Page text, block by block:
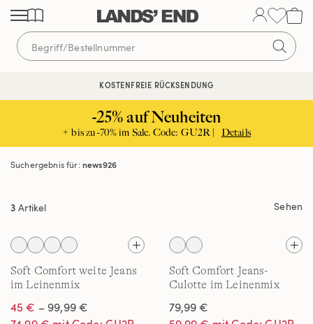
Direkt
zum
Inhalt
Direkt
zur
Navigation
Direkt
zur
Suche
KOSTENFREIE RÜCKSENDUNG
-25% auf Neuheiten
+ bis zu -70% im Sale. Code: GU2R | Details
Suchergebnis für:news926
3 Artikel Sehen
Soft Comfort weite Jeans
im Leinenmix
45 € – 99,99 €
Soft Comfort Jeans-
Culotte im Leinenmix
79,99 €